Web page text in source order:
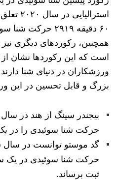
۶۰ دقیقه ۲۹۱۹
همچنین، رکوردهای دیگری
است که این رکوردها نشان از
ورزشکاران در دنیای شنا
بزرگ و قابل تحسین در این
حرکت شنا سوئیدی را در
حرکت شنا سوئیدی در یک
ثبت برساند.